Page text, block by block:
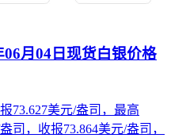
月04日现货白银价格
73.627美元/盎司，最高
司，收报73.864美元/盎司，